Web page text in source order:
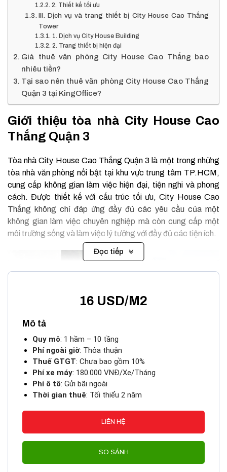
2. Thiết kế tối ưu
III. Dịch vụ và trang thiết bị City House Cao Thắng
Tower
1. Dịch vụ City House Building
2. Trang thiết bị hiện đại
Giá thuê văn phòng City House Cao Thắng bao
nhiêu tiền?
Tại sao nên thuê văn phòng City House Cao Thắng
Quận 3 tại KingOffice?
Giới thiệu tòa nhà City House Cao
Thắng Quận 3
Tòa nhà City House Cao Thắng Quận 3 là một trong những
tòa nhà văn phòng nổi bật tại khu vực trung tâm TP.HCM,
cung cấp không gian làm việc hiện đại, tiện nghi và phong
cách. Được thiết kế với cấu trúc tối ưu, City House Cao
Thắng không chỉ đáp ứng đầy đủ các yêu cầu của một
không gian làm việc chuyên nghiệp mà còn cung cấp một
môi trường sống và làm việc lý tưởng với đầy đủ các tiện ích.
City House Cao Thắng Quận 3
Với kết cấu 10 tầng văn phòng và 1 tầng hầm, City House
Cao Thắng mang đến không gian rộng rãi, thoáng đãng với
diện tích sử dụng linh hoạt từ các văn phòng nhỏ đến lớn. Tòa
nhà được trang bị hệ thống thang máy tốc độ cao, máy phát
điện dự phòng và các dịch vụ hỗ trợ hoàn hảo, giúp các
Đọc tiếp
16 USD/M2
Mô tả
Quy mô: 1 hầm – 10 tầng
Phí ngoài giờ: Thỏa thuận
Thuế GTGT: Chưa bao gồm 10%
Phí xe máy: 180.000 VNĐ/Xe/Tháng
Phí ô tô: Gửi bãi ngoài
Thời gian thuê: Tối thiểu 2 năm
LIÊN HỆ
SO SÁNH